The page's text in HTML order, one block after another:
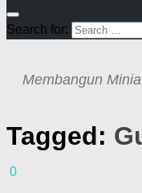
Search for:
Membangun
Tagged:
0